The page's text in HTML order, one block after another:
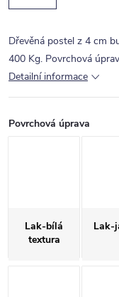
Dřevěná postel z 4 cm
400 Kg. Povrchová
Detailní informace
Povrchová úprava
Lak-bílá
textura
Lak-